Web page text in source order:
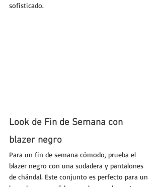
sofisticado.
Look de Fin de Semana con
blazer negro
Para un fin de semana cómodo, prueba el
blazer negro con una sudadera y pantalones
de chándal. Este conjunto es perfecto para un